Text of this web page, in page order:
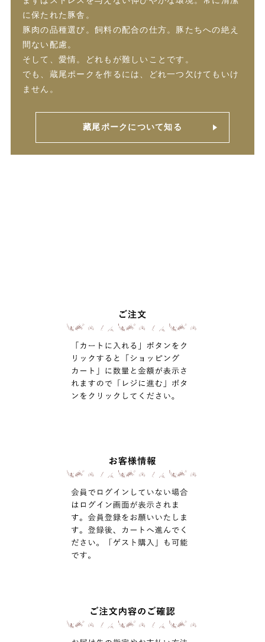
に保たれた豚舎。
豚肉の品種選び。飼料の配合の仕方。豚たちへの絶え
間ない配慮。
そして、愛情。どれもが難しいことです。
でも、蔵尾ポークを作るには、どれ一つ欠けてもいけ
ません。
藏尾ポークについて知る